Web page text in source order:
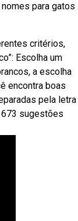
para gatos
critérios,
Escolha um
a escolha
encontra boas
pela letra
673 sugestões